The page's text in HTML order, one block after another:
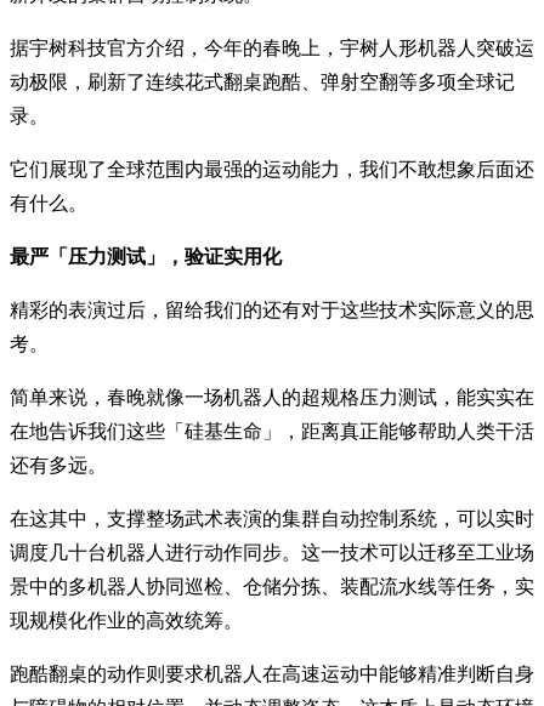
据宇树科技官方介绍，今年的春晚上，宇树人形机器人突破运
动极限，刷新了连续花式翻桌跑酷、弹射空翻等多项全球记
录。
它们展现了全球范围内最强的运动能力，我们不敢想象后面还
有什么。
最严「压力测试」，验证实用化
精彩的表演过后，留给我们的还有对于这些技术实际意义的思
考。
简单来说，春晚就像一场机器人的超规格压力测试，能实实在
在地告诉我们这些「硅基生命」，距离真正能够帮助人类干活
还有多远。
在这其中，支撑整场武术表演的集群自动控制系统，可以实时
调度几十台机器人进行动作同步。这一技术可以迁移至工业场
景中的多机器人协同巡检、仓储分拣、装配流水线等任务，实
现规模化作业的高效统筹。
跑酷翻桌的动作则要求机器人在高速运动中能够精准判断自身